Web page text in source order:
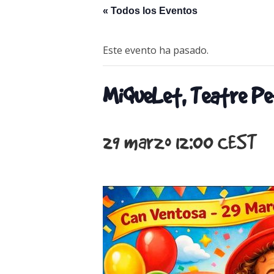
« Todos los Eventos
Este evento ha pasado.
MiQueLet, Teatre
29 marzo 12:00CEST